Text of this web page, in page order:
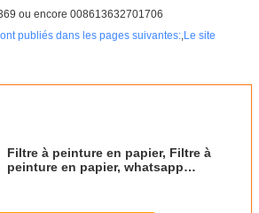
ou encore 008613632701706
publiés dans les pages suivantes:,Le site
Filtre à peinture en papier, Filtre à
peinture en papier, whatsapp